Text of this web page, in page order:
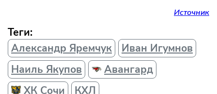
Источник
Теги:
Александр Яремчук
Иван Игумнов
Наиль Якупов
Авангард
ХК Сочи
КХЛ